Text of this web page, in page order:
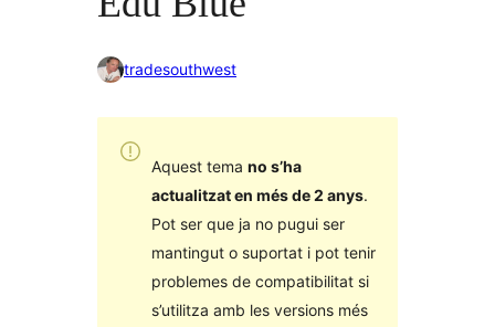
tradesouthwest
Aquest tema no s’ha
actualitzat en més de 2 anys.
Pot ser que ja no pugui ser
mantingut o suportat i pot tenir
problemes de compatibilitat si
s’utilitza amb les versions més